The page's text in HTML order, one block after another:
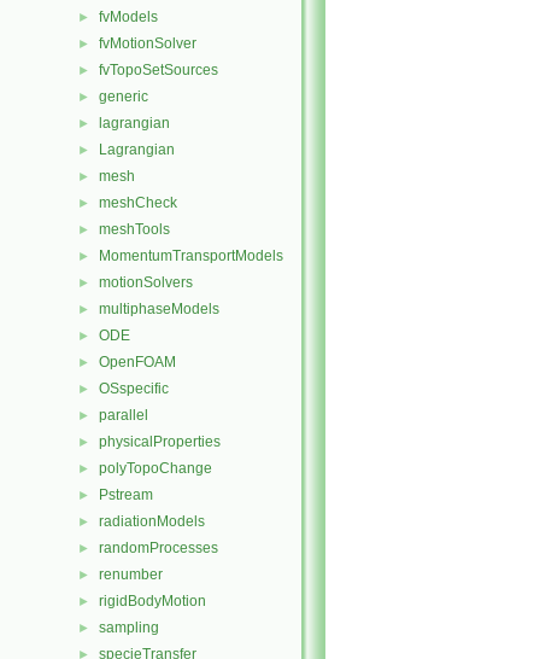
► fvModels
► fvMotionSolver
► fvTopoSetSources
► generic
► lagrangian
► Lagrangian
► mesh
► meshCheck
► meshTools
► MomentumTransportModels
► motionSolvers
► multiphaseModels
► ODE
► OpenFOAM
► OSspecific
► parallel
► physicalProperties
► polyTopoChange
► Pstream
► radiationModels
► randomProcesses
► renumber
► rigidBodyMotion
► sampling
► specieTransfer